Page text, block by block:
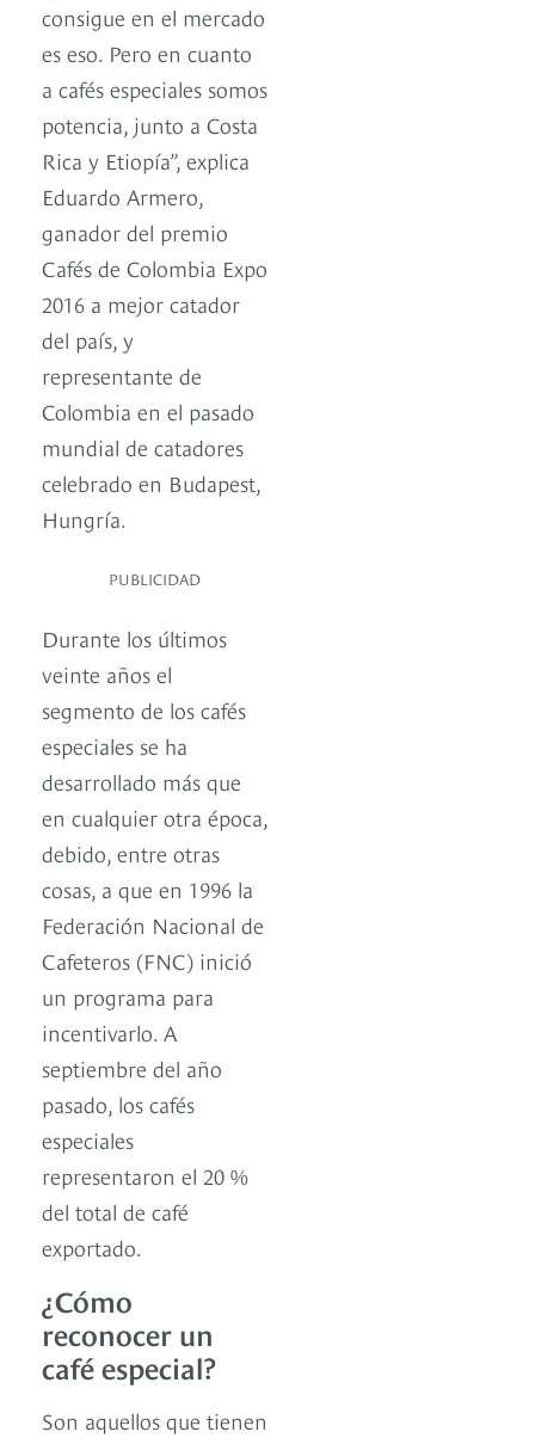
consigue en el mercado
es eso. Pero en cuanto
a cafés especiales somos
potencia, junto a Costa
Rica y Etiopía”, explica
Eduardo Armero,
ganador del premio
Cafés de Colombia Expo
2016 a mejor catador
del país, y
representante de
Colombia en el pasado
mundial de catadores
celebrado en Budapest,
Hungría.
PUBLICIDAD
Durante los últimos
veinte años el
segmento de los cafés
especiales se ha
desarrollado más que
en cualquier otra época,
debido, entre otras
cosas, a que en 1996 la
Federación Nacional de
Cafeteros (FNC) inició
un programa para
incentivarlo. A
septiembre del año
pasado, los cafés
especiales
representaron el 20 %
del total de café
exportado.
¿Cómo
reconocer un
café especial?
Son aquellos que tienen